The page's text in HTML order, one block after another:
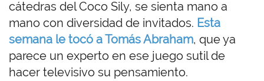
cátedras del Coco Sily, se sienta mano a
mano con diversidad de invitados. Esta
semana le tocó a Tomás Abraham, que ya
parece un experto en ese juego sutil de
hacer televisivo su pensamiento.